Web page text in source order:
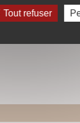
Tout refuser